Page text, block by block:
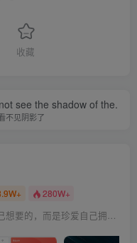
收藏
see the shadow of the.
不见阴影了
280W+
幸福并不是一味得到自己想要的，而是珍爱自己拥有的